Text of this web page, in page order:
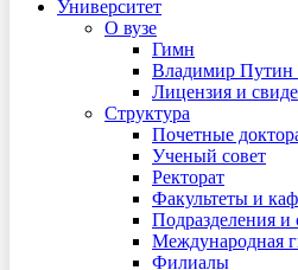
Университет
О вузе
Гимн
Владимир
Лицензия и
Структура
Почетные
Ученый совет
Ректорат
Факультеты и
Подразделения
Международная
Филиалы